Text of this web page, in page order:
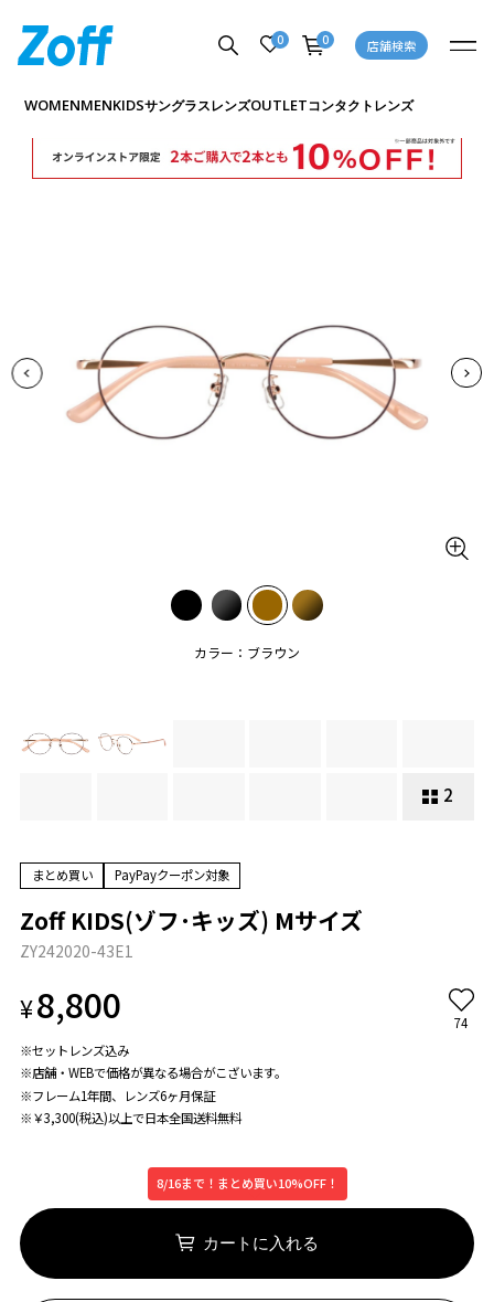
0 0 店舗検索
WOMENMENKIDSサングラスレンズOUTLETコンタクトレンズ
カラー：ブラウン
2
商品詳細ページへ
まとめ買い PayPayクーポン対象
Zoff KIDS(ゾフ･キッズ) Mサイズ
ZY242020-43E1
¥8,800 74
※セットレンズ込み
※店舗・WEBで価格が異なる場合がこざいます。
※フレーム1年間、レンズ6ヶ月保証
※￥3,300(税込)以上で日本全国送料無料
8/16まで！まとめ買い10%OFF！
カートに入れる